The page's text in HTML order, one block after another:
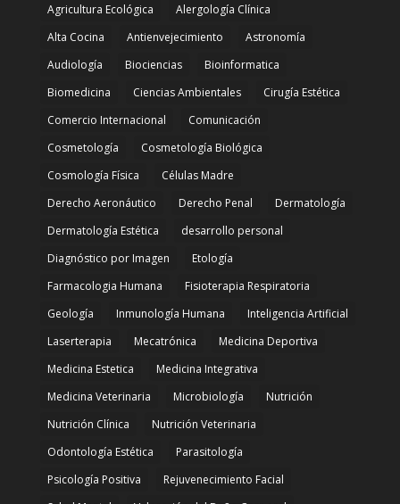
Agricultura Ecológica
Alergología Clínica
Alta Cocina
Antienvejecimiento
Astronomía
Audiología
Biociencias
Bioinformatica
Biomedicina
Ciencias Ambientales
Cirugía Estética
Comercio Internacional
Comunicación
Cosmetología
Cosmetología Biológica
Cosmología Física
Células Madre
Derecho Aeronáutico
Derecho Penal
Dermatología
Dermatología Estética
desarrollo personal
Diagnóstico por Imagen
Etología
Farmacologia Humana
Fisioterapia Respiratoria
Geología
Inmunología Humana
Inteligencia Artificial
Laserterapia
Mecatrónica
Medicina Deportiva
Medicina Estetica
Medicina Integrativa
Medicina Veterinaria
Microbiología
Nutrición
Nutrición Clínica
Nutrición Veterinaria
Odontología Estética
Parasitología
Psicología Positiva
Rejuvenecimiento Facial